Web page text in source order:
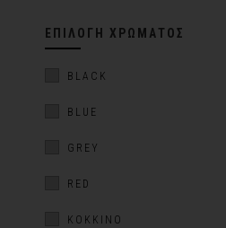
ΕΠΙΛΟΓΉ ΧΡΏΜΑΤΟΣ
BLACK
BLUE
GREY
RED
ΚΌΚΚΙΝΟ